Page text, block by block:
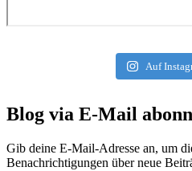
Auf
Blog via E-Mail
Gib deine E-Mail-Adresse an, um
Benachrichtigungen über neue